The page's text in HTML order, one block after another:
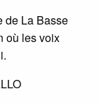
de La Basse
où les voix